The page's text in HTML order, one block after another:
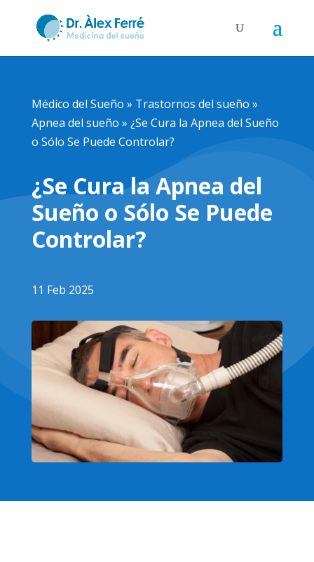
Médico del Sueño » Trastornos del sueño »
Apnea del sueño » ¿Se Cura la Apnea del Sueño
o Sólo Se Puede Controlar?
¿Se Cura la Apnea del
Sueño o Sólo Se Puede
Controlar?
11 Feb 2025